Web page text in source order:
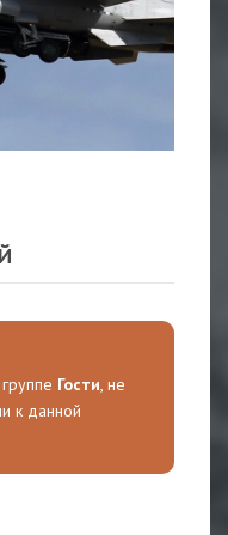
Гости, не
к данной